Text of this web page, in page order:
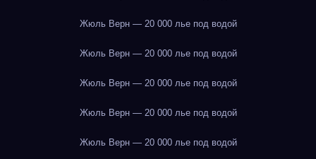
Жюль Верн — 20 000 лье под водой
Жюль Верн — 20 000 лье под водой
Жюль Верн — 20 000 лье под водой
Жюль Верн — 20 000 лье под водой
Жюль Верн — 20 000 лье под водой